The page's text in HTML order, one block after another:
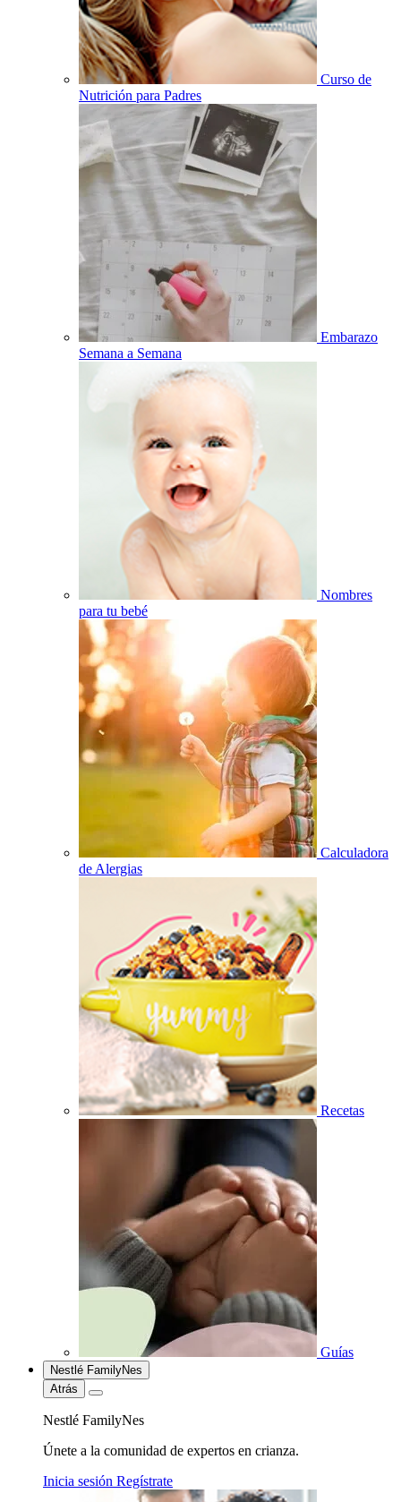
Curso de
Nutrición para Padres
Embarazo
Semana a Semana
Nombres
para tu bebé
Calculadora
de Alergias
Recetas
Guías
Nestlé FamilyNes
Atrás
Nestlé FamilyNes
Únete a la comunidad de expertos en crianza.
Inicia sesión Regístrate